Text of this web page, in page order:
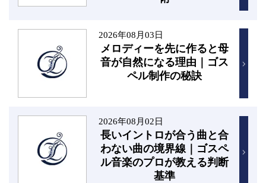
2026年08月03日
メロディーを先に作ると母
音が自然になる理由｜ゴス
ペル制作の秘訣
2026年08月02日
長いイントロが合う曲と合
わない曲の境界線｜ゴスペ
ル音楽のプロが教える判断
基準